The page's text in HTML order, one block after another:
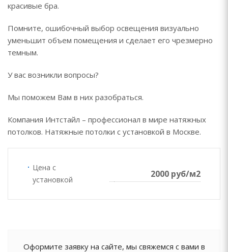
красивые бра.
Помните, ошибочный выбор освещения визуально
уменьшит объем помещения и сделает его чрезмерно
темным.
У вас возникли вопросы?
Мы поможем Вам в них разобраться.
Компания Интстайл – профессионал в мире натяжных
потолков. Натяжные потолки с установкой в Москве.
Цена с
установкой
2000 руб/м2
Оформите заявку на сайте, мы свяжемся с вами в